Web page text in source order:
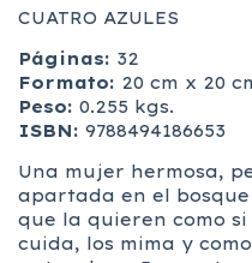
CUATRO AZULES
Páginas: 32
Formato: 20 cm x 20
Peso: 0.255 kgs.
ISBN: 9788494186653
Una mujer hermosa,
apartada en el
que la quieren como
cuida, los mima y